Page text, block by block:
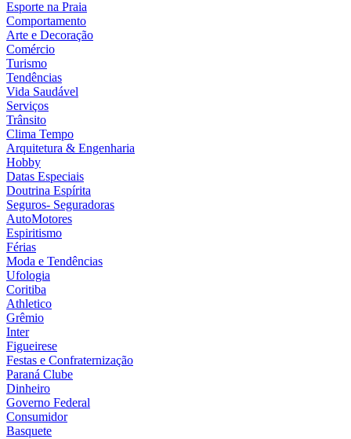
Esporte na Praia
Comportamento
Arte e Decoração
Comércio
Turismo
Tendências
Vida Saudável
Serviços
Trânsito
Clima Tempo
Arquitetura & Engenharia
Hobby
Datas Especiais
Doutrina Espírita
Seguros- Seguradoras
AutoMotores
Espiritismo
Férias
Moda e Tendências
Ufologia
Coritiba
Athletico
Grêmio
Inter
Figueirese
Festas e Confraternização
Paraná Clube
Dinheiro
Governo Federal
Consumidor
Basquete